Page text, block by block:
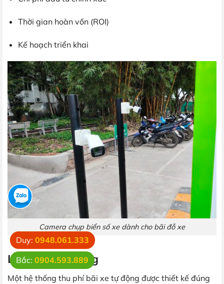
Thời gian hoàn vốn (ROI)
Kế hoạch triển khai
Camera chụp biển số xe dành cho bãi đỗ xe
Lưu ý quan trọng
Một hệ thống thu phí bãi xe tự động được thiết kế đúng
Duy: 0948.061.333
Bắc: 0904.593.889